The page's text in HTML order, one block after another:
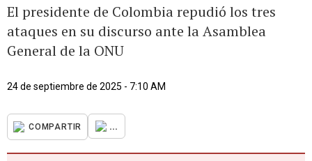
El presidente de Colombia repudió los tres
ataques en su discurso ante la Asamblea
General de la ONU
24 de septiembre de 2025 - 7:10 AM
COMPARTIR ...